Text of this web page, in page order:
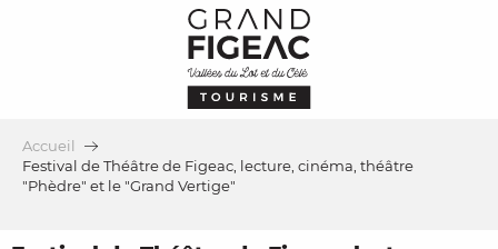
Accueil
Festival de Théâtre de Figeac, lecture, cinéma, théâtre
"Phèdre" et le "Grand Vertige"